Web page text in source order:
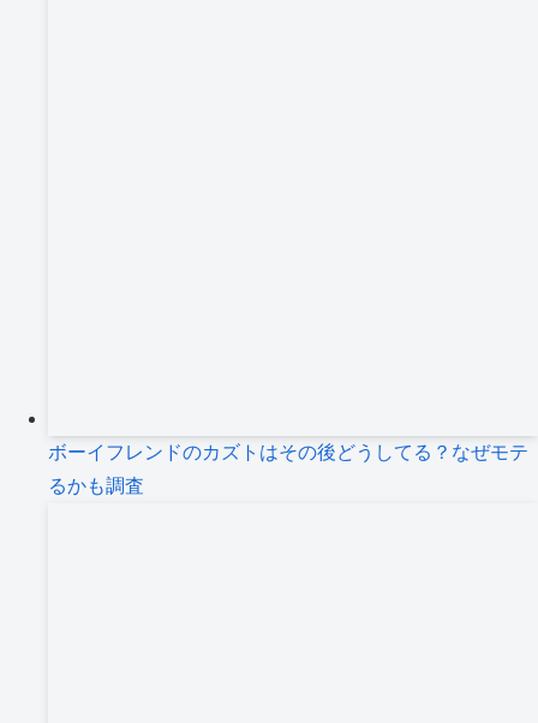
ボーイフレンドのカズトはその後どうしてる？なぜモテ
るかも調査